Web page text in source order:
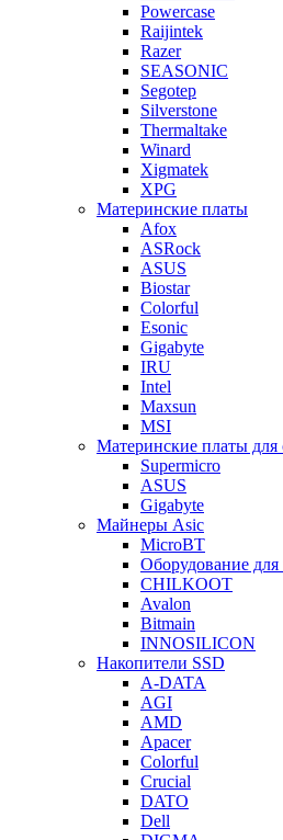
Powercase
Raijintek
Razer
SEASONIC
Segotep
Silverstone
Thermaltake
Winard
Xigmatek
XPG
Материнские платы
Afox
ASRock
ASUS
Biostar
Colorful
Esonic
Gigabyte
IRU
Intel
Maxsun
MSI
Материнские платы для
Supermicro
ASUS
Gigabyte
Майнеры Asic
MicroBT
Оборудование
CHILKOOT
Avalon
Bitmain
INNOSILICON
Накопители SSD
A-DATA
AGI
AMD
Apacer
Colorful
Crucial
DATO
Dell